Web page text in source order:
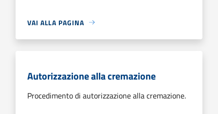
VAI ALLA PAGINA
Autorizzazione alla cremazione
Procedimento di autorizzazione alla cremazione.